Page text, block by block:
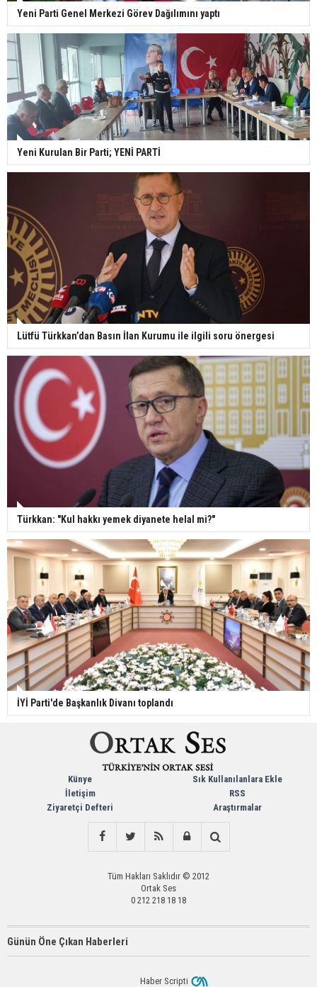
Yeni Parti Genel Merkezi Görev Dağılımını yaptı
Yeni Kurulan Bir Parti; YENİ PARTİ
Lütfü Türkkan’dan Basın İlan Kurumu ile ilgili soru önergesi
Türkkan: "Kul hakkı yemek diyanete helal mi?"
İYİ Parti'de Başkanlık Divanı toplandı
Künye
İletişim
Ziyaretçi Defteri
Sık Kullanılanlara Ekle
RSS
Araştırmalar
Tüm Hakları Saklıdır © 2012
Ortak Ses
0 212 218 18 18
Günün Öne Çıkan Haberleri
Haber Scripti